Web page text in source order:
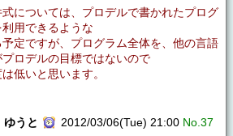
については、プロデルで書かれたプログ
用できるような
定ですが、プログラム全体を、他の言語
ロデルの目標ではないので
低いと思います。
ゆうと
2012/03/06(Tue) 21:00 No.37